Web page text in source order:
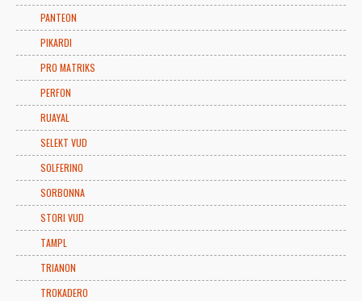
PANTEON
PIKARDI
PRO MATRIKS
PERFON
RUAYAL
SELEKT VUD
SOLFERINO
SORBONNA
STORI VUD
TAMPL
TRIANON
TROKADERO